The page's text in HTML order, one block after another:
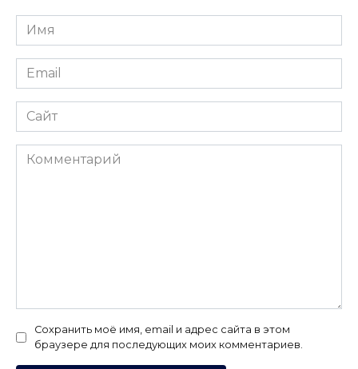
Имя
*
Email
*
Сайт
Комментарий
Сохранить моё имя, email и адрес сайта в этом
браузере для последующих моих комментариев.